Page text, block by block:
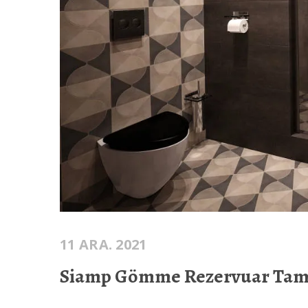
11 ARA. 2021
Siamp Gömme Rezervuar